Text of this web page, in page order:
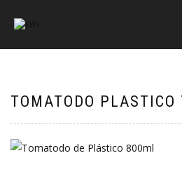
TOMATODO PLASTICO